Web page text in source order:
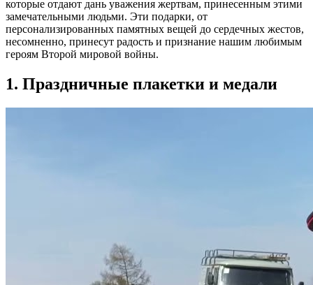
которые отдают дань уважения жертвам, принесенным этими
замечательными людьми. Эти подарки, от
персонализированных памятных вещей до сердечных жестов,
несомненно, принесут радость и признание нашим любимым
героям Второй мировой войны.
1. Праздничные плакетки и медали